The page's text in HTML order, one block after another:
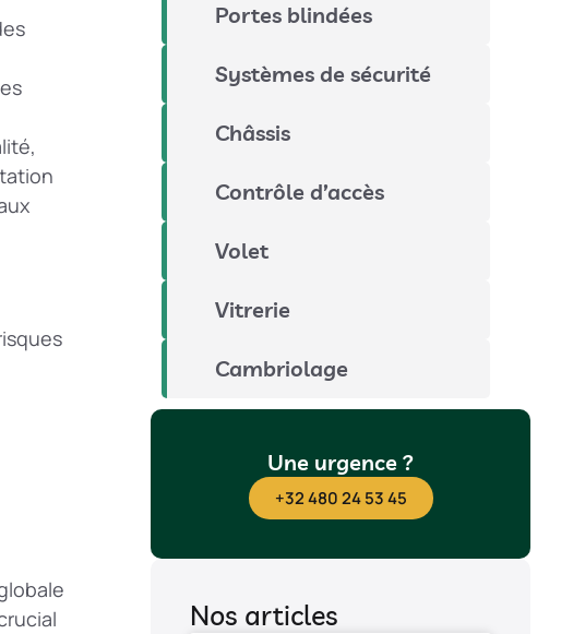
Portes blindées
Systèmes de sécurité
Châssis
Contrôle d’accès
Volet
Vitrerie
Cambriolage
Une urgence ?
+32 480 24 53 45
Nos articles